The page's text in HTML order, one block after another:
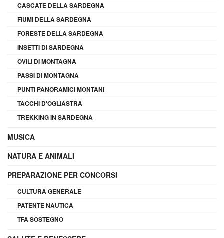
CASCATE DELLA SARDEGNA
FIUMI DELLA SARDEGNA
FORESTE DELLA SARDEGNA
INSETTI DI SARDEGNA
OVILI DI MONTAGNA
PASSI DI MONTAGNA
PUNTI PANORAMICI MONTANI
TACCHI D'OGLIASTRA
TREKKING IN SARDEGNA
MUSICA
NATURA E ANIMALI
PREPARAZIONE PER CONCORSI
CULTURA GENERALE
PATENTE NAUTICA
TFA SOSTEGNO